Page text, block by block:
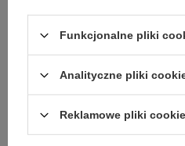
Kategorie powiązane
Szybkozłączki, reparatory i inne
Funkcjonalne pliki
Analityczne pliki
Reklamowe pliki cookie